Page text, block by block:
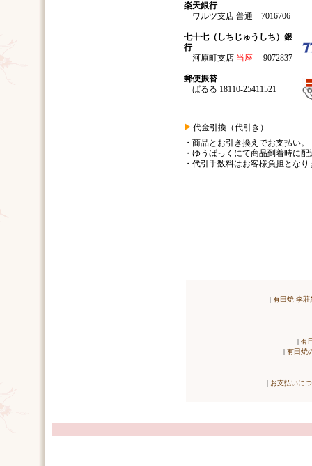
楽天銀行
ワルツ支店 普通 7016706
七十七（しちじゅうしち）銀
行
河原町支店 当座 9072837
郵便振替
ぱるる 18110-25411521
代金引換（代引き）
・商品とお引き換えでお支払い。
・ゆうぱっくにて商品到着時に
・代引手数料はお客様負担となり
| 有田焼-李荘
| 有
| 有田焼
| お支払いに